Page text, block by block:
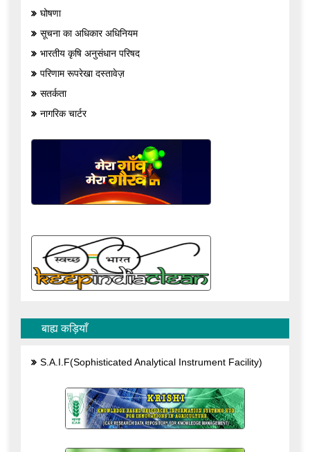
घोषणा
सूचना का अधिकार अधिनियम
भारतीय कृषि अनुसंधान परिषद
परिणाम रूपरेखा दस्तावेज़
सतर्कता
नागरिक चार्टर
बाह्य कड़ियाँ
S.A.I.F(Sophisticated Analytical Instrument Facility)